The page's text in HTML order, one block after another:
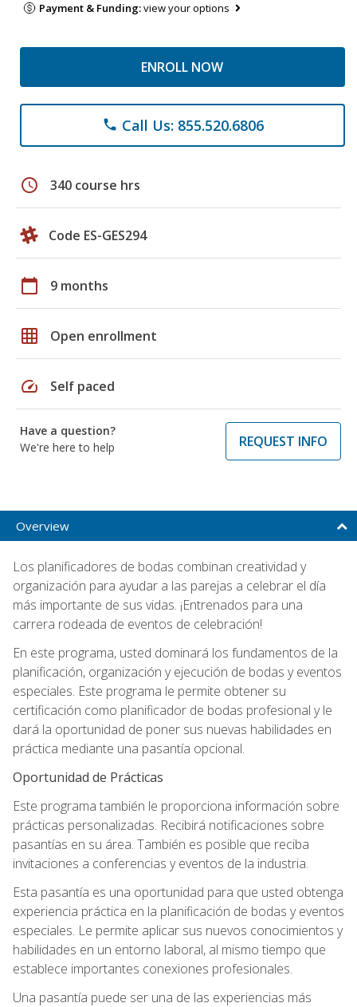
Payment & Funding:view your options
ENROLL NOW
phone Call Us: 855.520.6806
schedule 340 course hrs
Code ES-GES294
calendar_today 9 months
grid_on Open enrollment
speed Self paced
Have a question?
We're here to help
REQUEST INFO
Overview
Los planificadores de bodas combinan creatividad y
organización para ayudar a las parejas a celebrar el día
más importante de sus vidas. ¡Entrenados para una
carrera rodeada de eventos de celebración!
En este programa, usted dominará los fundamentos de la
planificación, organización y ejecución de bodas y eventos
especiales. Este programa le permite obtener su
certificación como planificador de bodas profesional y le
dará la oportunidad de poner sus nuevas habilidades en
práctica mediante una pasantía opcional.
Oportunidad de Prácticas
Este programa también le proporciona información sobre
prácticas personalizadas. Recibirá notificaciones sobre
pasantías en su área. También es posible que reciba
invitaciones a conferencias y eventos de la industria.
Esta pasantía es una oportunidad para que usted obtenga
experiencia práctica en la planificación de bodas y eventos
especiales. Le permite aplicar sus nuevos conocimientos y
habilidades en un entorno laboral, al mismo tiempo que
establece importantes conexiones profesionales.
Una pasantía puede ser una de las experiencias más